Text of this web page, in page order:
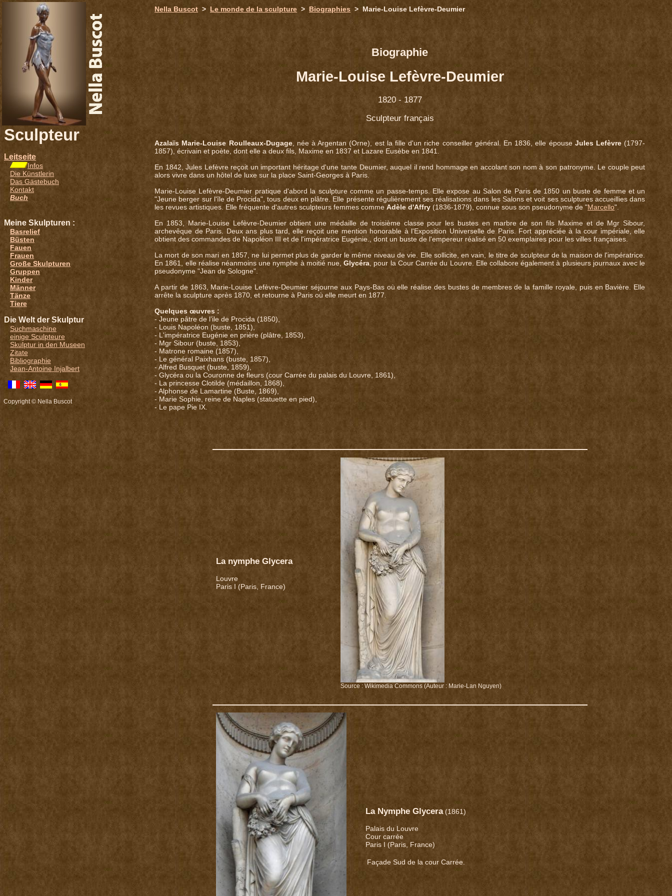
Sculpteur
Leitseite
Infos
Die Künstlerin
Das Gästebuch
Kontakt
Buch
Meine Skulpturen :
Basrelief
Büsten
Fauen
Frauen
Große Skulpturen
Gruppen
Kinder
Männer
Tänze
Tiere
Die Welt der Skulptur
Suchmaschine
einige Sculpteure
Skulptur in den Museen
Zitate
Bibliographie
Jean-Antoine Injalbert
Copyright © Nella Buscot
Nella Buscot > Le monde de la sculpture > Biographies > Marie-Louise Lefèvre-Deumier
Biographie
Marie-Louise Lefèvre-Deumier
1820 - 1877
Sculpteur français
Azalaïs Marie-Louise Roulleaux-Dugage, née à Argentan (Orne), est la fille d'un riche conseiller général. En 1836, elle épouse Jules Lefèvre (1797-
1857), écrivain et poète, dont elle a deux fils, Maxime en 1837 et Lazare Eusèbe en 1841.
En 1842, Jules Lefèvre reçoit un important héritage d'une tante Deumier, auquel il rend hommage en accolant son nom à son patronyme. Le couple peut
alors vivre dans un hôtel de luxe sur la place Saint-Georges à Paris.
Marie-Louise Lefèvre-Deumier pratique d'abord la sculpture comme un passe-temps. Elle expose au Salon de Paris de 1850 un buste de femme et un
"Jeune berger sur l'île de Procida", tous deux en plâtre. Elle présente régulièrement ses réalisations dans les Salons et voit ses sculptures accueillies dans
les revues artistiques. Elle fréquente d'autres sculpteurs femmes commeAdèle d'Affry (1836-1879), connue sous son pseudonyme de "Marcello".
En 1853, Marie-Louise Lefèvre-Deumier obtient une médaille de troisième classe pour les bustes en marbre de son fils Maxime et de Mgr Sibour,
archevêque de Paris. Deux ans plus tard, elle reçoit une mention honorable à l'Exposition Universelle de Paris. Fort appréciée à la cour impériale, elle
obtient des commandes de Napoléon III et de l'impératrice Eugénie., dont un buste de l'empereur réalisé en 50 exemplaires pour les villes françaises.
La mort de son mari en 1857, ne lui permet plus de garder le même niveau de vie. Elle sollicite, en vain, le titre de sculpteur de la maison de l'impératrice.
En 1861, elle réalise néanmoins une nymphe à moitié nue,Glycéra , pour la Cour Carrée du Louvre. Elle collabore également à plusieurs journaux avec le
pseudonyme "Jean de Sologne".
A partir de 1863, Marie-Louise Lefèvre-Deumier séjourne aux Pays-Bas où elle réalise des bustes de membres de la famille royale, puis en Bavière. Elle
arrête la sculpture après 1870, et retourne à Paris où elle meurt en 1877.
Quelques œuvres :
- Jeune pâtre de l’ile de Procida (1850),
- Louis Napoléon (buste, 1851),
- L'impératrice Eugénie en prière (plâtre, 1853),
- Mgr Sibour (buste, 1853),
- Matrone romaine (1857),
- Le général Paixhans (buste, 1857),
- Alfred Busquet (buste, 1859),
- Glycéra ou la Couronne de fleurs (cour Carrée du palais du Louvre, 1861),
- La princesse Clotilde (médaillon, 1868),
- Alphonse de Lamartine (Buste, 1869),
- Marie Sophie, reine de Naples (statuette en pied),
- Le pape Pie IX.
La nymphe Glycera
Louvre
Paris I (Paris, France)
Source : Wikimedia Commons (Auteur : Marie-Lan Nguyen)
La Nymphe Glycera(1861)
Palais du Louvre
Cour carrée
Paris I (Paris, France)
Façade Sud de la cour Carrée.